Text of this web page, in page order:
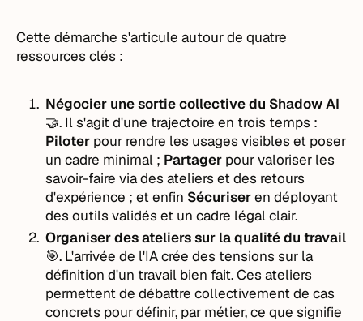
Cette démarche s'articule autour de quatre
ressources clés :
Négocier une sortie collective du Shadow AI
🤝. Il s'agit d'une trajectoire en trois temps :
Piloter pour rendre les usages visibles et poser
un cadre minimal ; Partager pour valoriser les
savoir-faire via des ateliers et des retours
d'expérience ; et enfin Sécuriseren déployant
des outils validés et un cadre légal clair.
Organiser des ateliers sur la qualité du travail
🎯. L'arrivée de l'IA crée des tensions sur la
définition d'un travail bien fait. Ces ateliers
permettent de débattre collectivement de cas
concrets pour définir, par métier, ce que signifie